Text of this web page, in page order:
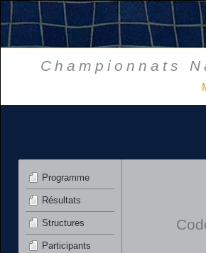
Championnats
Programme
Résultats
Structures
Participants